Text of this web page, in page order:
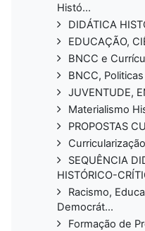
Histó...
DIDÁTICA
EDUCAÇÃO,
BNCC e
BNCC,
JUVENTUDE,
Materialismo
PROPOSTAS
SEQUÊNCIA
HISTÓRICO-
Racismo,
Democrát...
Formação de